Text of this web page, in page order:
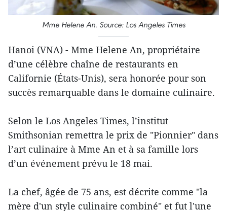
Mme Helene An. Source: Los Angeles Times
Hanoi (VNA) - Mme Helene An, propriétaire
d’une célèbre chaîne de restaurants en
Californie (États-Unis), sera honorée pour son
succès remarquable dans le domaine culinaire.
Selon le Los Angeles Times, l’institut
Smithsonian remettra le prix de "Pionnier" dans
l’art culinaire à Mme An et à sa famille lors
d’un événement prévu le 18 mai.
La chef, âgée de 75 ans, est décrite comme "la
mère d'un style culinaire combiné" et fut l'une